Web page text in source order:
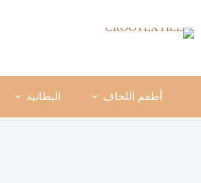
المحتوى
أطقم اللحاف البطانية